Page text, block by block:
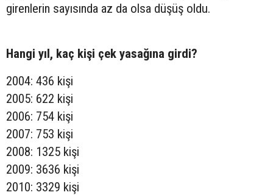
girenlerin sayısında az da olsa düşüş oldu.
Hangi yıl, kaç kişi çek yasağına girdi?
2004: 436 kişi
2005: 622 kişi
2006: 754 kişi
2007: 753 kişi
2008: 1325 kişi
2009: 3636 kişi
2010: 3329 kişi